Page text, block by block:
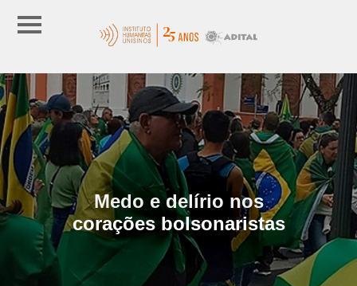
Medo e delírio nos
corações bolsonaristas